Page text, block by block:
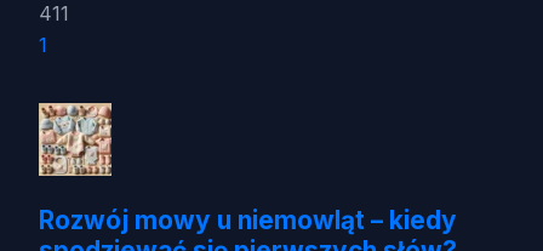
411
1
Rozwój mowy u niemowląt – kiedy